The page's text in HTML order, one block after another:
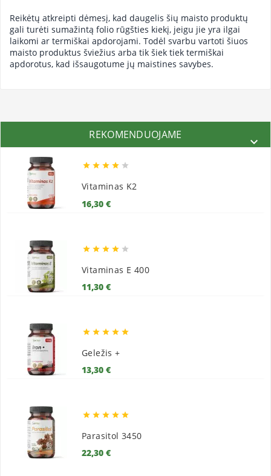
Reikėtų atkreipti dėmesį, kad daugelis šių maisto produktų
gali turėti sumažintą folio rūgšties kiekį, jeigu jie yra ilgai
laikomi ar termiškai apdorojami. Todėl svarbu vartoti šiuos
maisto produktus šviežius arba tik šiek tiek termiškai
apdorotus, kad išsaugotume jų maistines savybes.
REKOMENDUOJAME

    
Vitaminas K2
16,30 €Kaina
    
Vitaminas E 400
11,30 €Kaina
    
Geležis +
13,30 €Kaina
    
Parasitol 3450
22,30 €Kaina